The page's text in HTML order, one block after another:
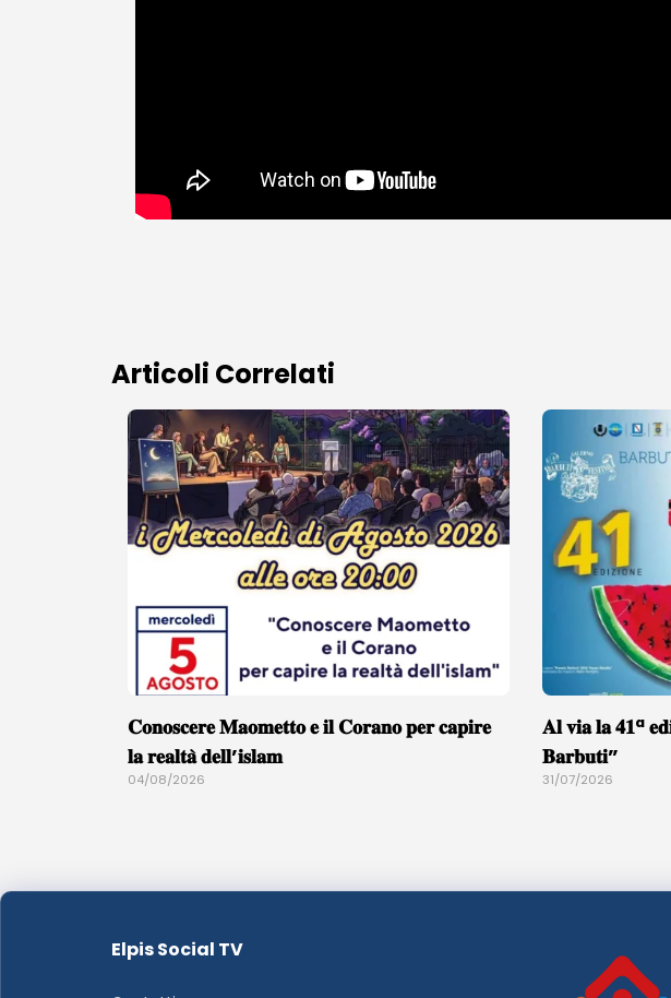
Articoli Correlati
𝐂𝐨𝐧𝐨𝐬𝐜𝐞𝐫𝐞 𝐌𝐚𝐨𝐦𝐞𝐭𝐭𝐨 𝐞 𝐢𝐥 𝐂𝐨𝐫𝐚𝐧𝐨 𝐩𝐞𝐫 𝐜𝐚𝐩𝐢𝐫𝐞
𝐥𝐚 𝐫𝐞𝐚𝐥𝐭𝐚̀ 𝐝𝐞𝐥𝐥’𝐢𝐬𝐥𝐚𝐦
04/08/2026
𝐀𝐥 𝐯𝐢𝐚 𝐥𝐚 𝟒𝟏ª
𝐁𝐚𝐫𝐛𝐮𝐭𝐢”
31/07/2026
Elpis Social TV